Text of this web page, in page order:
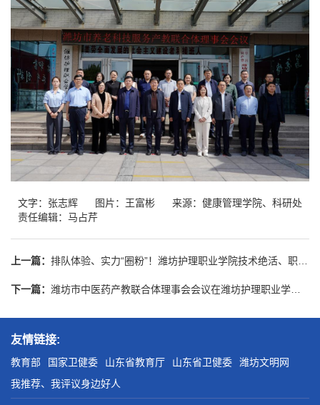
文字：张志辉 图片：王富彬
来源：健康管理学院、科研处
责任编辑：马占芹
上一篇： 排队体验、实力“圈粉”！潍坊护理职业学院技术绝活、职教好品火出圈
下一篇： 潍坊市中医药产教联合体理事会会议在潍坊护理职业学院召开
友情链接:
教育部 国家卫健委 山东省教育厅 山东省卫健委
潍坊文明网
我推荐、我评议身边好人